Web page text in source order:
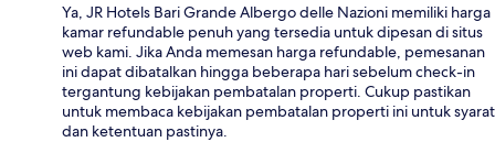
Ya, JR Hotels Bari Grande Albergo delle Nazioni memiliki harga
kamar refundable penuh yang tersedia untuk dipesan di situs
web kami. Jika Anda memesan harga refundable, pemesanan
ini dapat dibatalkan hingga beberapa hari sebelum check-in
tergantung kebijakan pembatalan properti. Cukup pastikan
untuk membaca kebijakan pembatalan properti ini untuk syarat
dan ketentuan pastinya.